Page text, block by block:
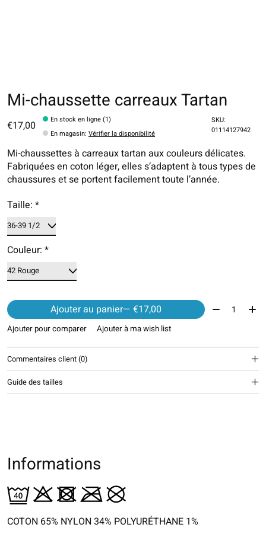
Mi-chaussette carreaux Tartan
€17,00
En stock en ligne (1)
En magasin:Vérifier la disponibilité
SKU:
01114127942
Mi-chaussettes à carreaux tartan aux couleurs délicates.
Fabriquées en coton léger, elles s’adaptent à tous types de
chaussures et se portent facilement toute l’année.
Taille: *
Couleur: *
Ajouter au panier — €17,00 Quantité:
Ajouter pour comparer Ajouter à ma wish list
Commentaires client (0)
Guide des tailles
Informations
COTON 65% NYLON 34% POLYURÉTHANE 1%